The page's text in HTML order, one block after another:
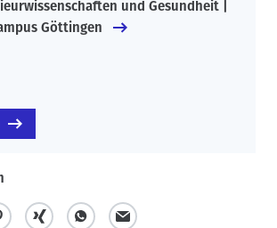
und Gesundheit |
Göttingen